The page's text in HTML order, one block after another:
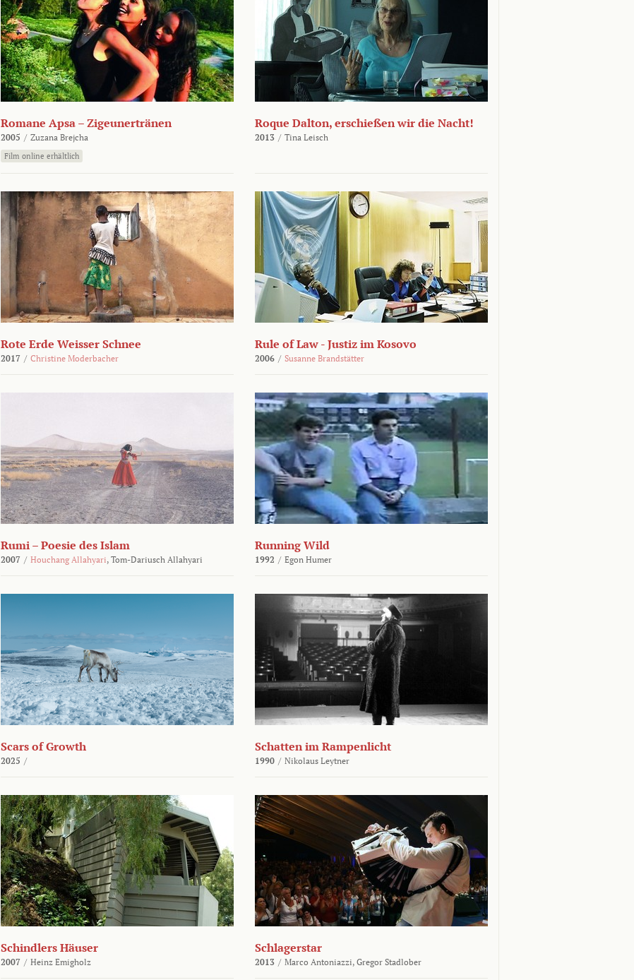
Romane Apsa – Zigeunertränen
2005 / Zuzana Brejcha
Film online erhältlich
Roque Dalton, erschießen wir die Nacht!
2013 / Tina Leisch
Rote Erde Weisser Schnee
2017 / Christine Moderbacher
Rule of Law - Justiz im Kosovo
2006 / Susanne Brandstätter
Rumi – Poesie des Islam
2007 / Houchang Allahyari, Tom-Dariusch Allahyari
Running Wild
1992 / Egon Humer
Scars of Growth
2025 /
Schatten im Rampenlicht
1990 / Nikolaus Leytner
Schindlers Häuser
2007 / Heinz Emigholz
Schlagerstar
2013 / Marco Antoniazzi, Gregor Stadlober